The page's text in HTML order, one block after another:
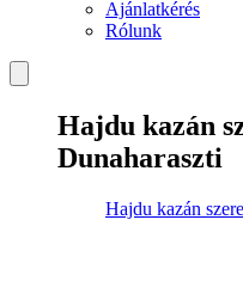
Ajánlatkérés
Rólunk
Hajdu kazán
Dunaharaszti
Hajdu kazán